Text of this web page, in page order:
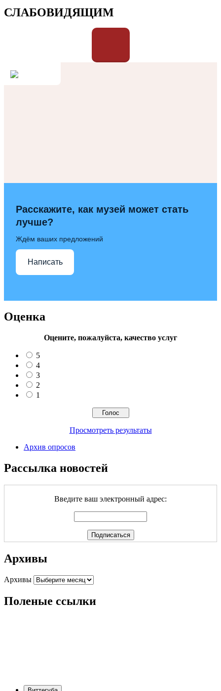
СЛАБОВИДЯЩИМ
Расскажите, как музей может стать
лучше?
Ждём ваших предложений
Написать
Оценка
Оцените, пожалуйста, качество услуг
5
4
3
2
1
Просмотреть результаты
Архив опросов
Рассылка новостей
Введите ваш электронный адрес:
Архивы
Архивы
Поленые ссылки